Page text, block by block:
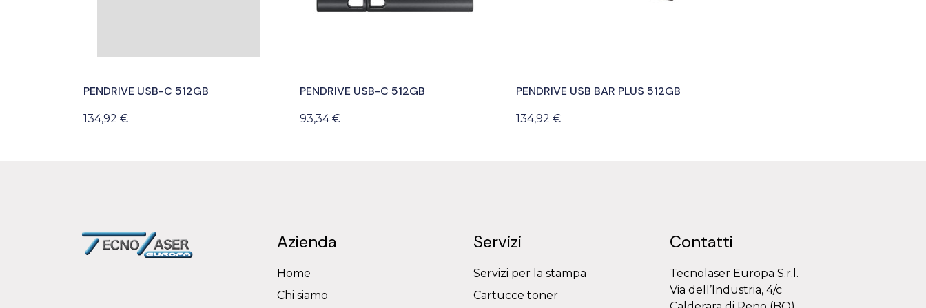
PENDRIVE USB-C 512GB
134,92 €
PENDRIVE USB-C 512GB
93,34 €
PENDRIVE USB BAR PLUS 512GB
134,92 €
Azienda
Home
Chi siamo
Servizi
Servizi per la stampa
Cartucce toner
Contatti
Tecnolaser Europa S.r.l.
Via dell’Industria, 4/c